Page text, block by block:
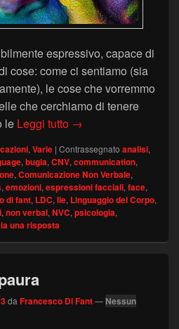
espressivo, capace di
cose: come ci sentiamo (sia
le cose che vorremmo
che cerchiamo di tenere
le Leggi tutto Espressioni facciali
→
, Varie | Contrassegnato analisi,
, bugia, CNV, communication,
, Comunicazione Non Verbale,
, emozioni, espressioni facciali, face,
di fant, LDC, lie, Linguaggio del Corpo,
, non verbal, NVC, psicologia,
una risposta
da Francesco Di Fant— Nessun